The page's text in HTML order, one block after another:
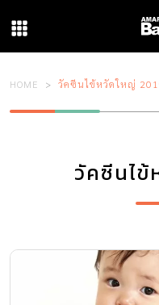
HOME วัคซีนไข้หวัดใหญ่
วัคซีนไข้